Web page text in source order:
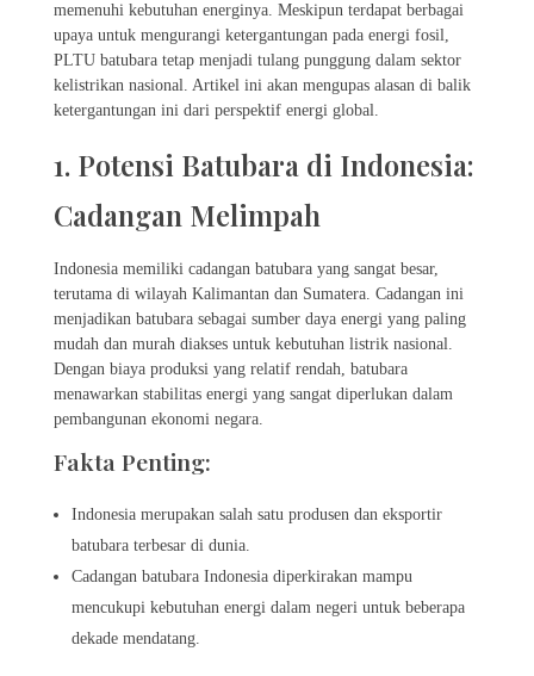
memenuhi kebutuhan energinya. Meskipun terdapat berbagai
upaya untuk mengurangi ketergantungan pada energi fosil,
PLTU batubara tetap menjadi tulang punggung dalam sektor
kelistrikan nasional. Artikel ini akan mengupas alasan di balik
ketergantungan ini dari perspektif energi global.
1. Potensi Batubara di Indonesia:
Cadangan Melimpah
Indonesia memiliki cadangan batubara yang sangat besar,
terutama di wilayah Kalimantan dan Sumatera. Cadangan ini
menjadikan batubara sebagai sumber daya energi yang paling
mudah dan murah diakses untuk kebutuhan listrik nasional.
Dengan biaya produksi yang relatif rendah, batubara
menawarkan stabilitas energi yang sangat diperlukan dalam
pembangunan ekonomi negara.
Fakta Penting:
Indonesia merupakan salah satu produsen dan eksportir
batubara terbesar di dunia.
Cadangan batubara Indonesia diperkirakan mampu
mencukupi kebutuhan energi dalam negeri untuk beberapa
dekade mendatang.